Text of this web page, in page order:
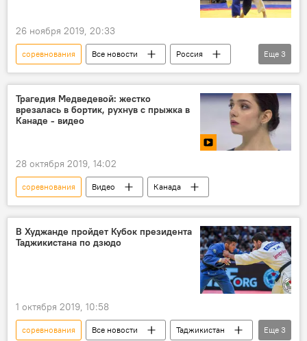
26 ноября 2019, 20:33
соревнования Все новости
Россия
Спорт
Москва Таджикистан
Еще 3
Трагедия Медведевой: жестко
врезалась в бортик, рухнув с прыжка в
Канаде - видео
28 октября 2019, 14:02
соревнования Видео Канада
В Худжанде пройдет Кубок президента
Таджикистана по дзюдо
1 октября 2019, 10:58
соревнования Все новости Таджикистан Еще 3